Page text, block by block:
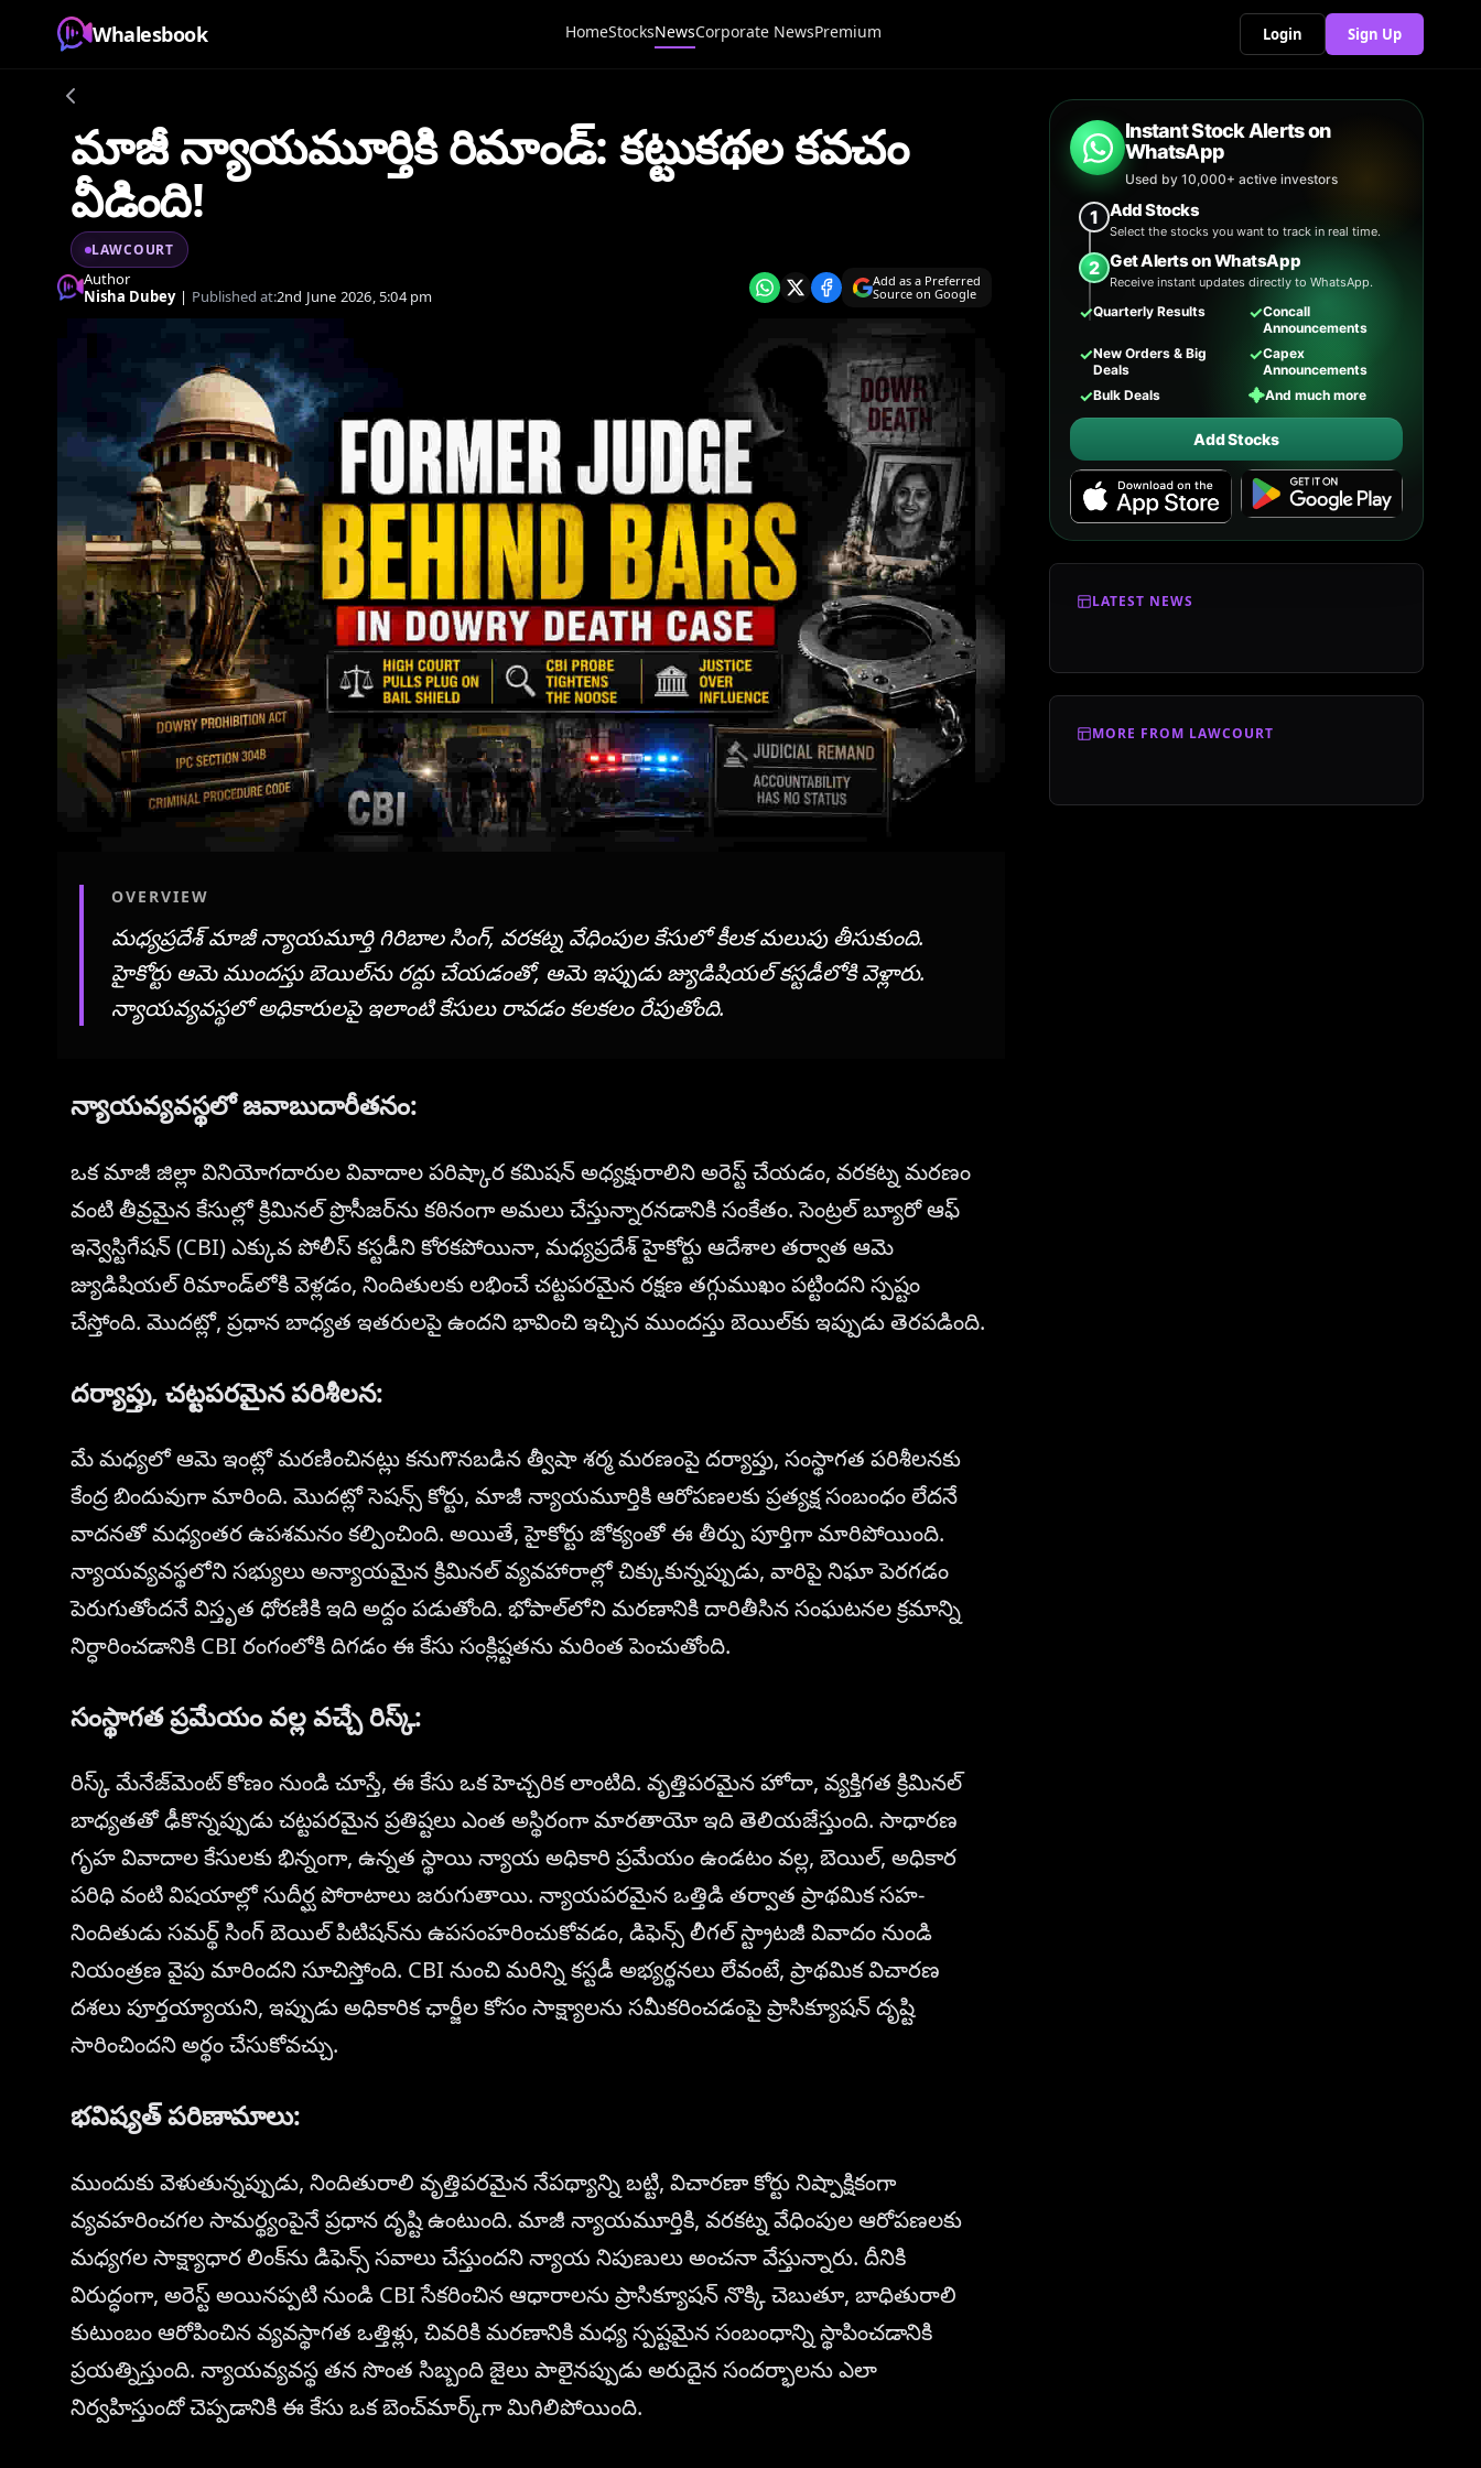
Whalesbook HomeStocksNewsCorporate NewsPremium Login Sign Up
మాజీ న్యాయమూర్తికి రిమాండ్: కట్టుకథల కవచం
వీడింది!
LAWCOURT
Author
Nisha Dubey | Published at:2nd June 2026, 5:04 pm
Add as a Preferred
Source on Google
OVERVIEW
మధ్యప్రదేశ్ మాజీ న్యాయమూర్తి గిరిబాల సింగ్, వరకట్న వేధింపుల కేసులో కీలక మలుపు తీసుకుంది.
హైకోర్టు ఆమె ముందస్తు బెయిల్‌ను రద్దు చేయడంతో, ఆమె ఇప్పుడు జ్యుడిషియల్ కస్టడీలోకి వెళ్లారు.
న్యాయవ్యవస్థలో అధికారులపై ఇలాంటి కేసులు రావడం కలకలం రేపుతోంది.
న్యాయవ్యవస్థలో జవాబుదారీతనం:
ఒక మాజీ జిల్లా వినియోగదారుల వివాదాల పరిష్కార కమిషన్ అధ్యక్షురాలిని అరెస్ట్ చేయడం, వరకట్న మరణం
వంటి తీవ్రమైన కేసుల్లో క్రిమినల్ ప్రొసీజర్‌ను కఠినంగా అమలు చేస్తున్నారనడానికి సంకేతం. సెంట్రల్ బ్యూరో ఆఫ్
ఇన్వెస్టిగేషన్ (CBI) ఎక్కువ పోలీస్ కస్టడీని కోరకపోయినా, మధ్యప్రదేశ్ హైకోర్టు ఆదేశాల తర్వాత ఆమె
జ్యుడిషియల్ రిమాండ్‌లోకి వెళ్లడం, నిందితులకు లభించే చట్టపరమైన రక్షణ తగ్గుముఖం పట్టిందని స్పష్టం
చేస్తోంది. మొదట్లో, ప్రధాన బాధ్యత ఇతరులపై ఉందని భావించి ఇచ్చిన ముందస్తు బెయిల్‌కు ఇప్పుడు తెరపడింది.
దర్యాప్తు, చట్టపరమైన పరిశీలన:
మే మధ్యలో ఆమె ఇంట్లో మరణించినట్లు కనుగొనబడిన త్వీషా శర్మ మరణంపై దర్యాప్తు, సంస్థాగత పరిశీలనకు
కేంద్ర బిందువుగా మారింది. మొదట్లో సెషన్స్ కోర్టు, మాజీ న్యాయమూర్తికి ఆరోపణలకు ప్రత్యక్ష సంబంధం లేదనే
వాదనతో మధ్యంతర ఉపశమనం కల్పించింది. అయితే, హైకోర్టు జోక్యంతో ఈ తీర్పు పూర్తిగా మారిపోయింది.
న్యాయవ్యవస్థలోని సభ్యులు అన్యాయమైన క్రిమినల్ వ్యవహారాల్లో చిక్కుకున్నప్పుడు, వారిపై నిఘా పెరగడం
పెరుగుతోందనే విస్తృత ధోరణికి ఇది అద్దం పడుతోంది. భోపాల్‌లోని మరణానికి దారితీసిన సంఘటనల క్రమాన్ని
నిర్ధారించడానికి CBI రంగంలోకి దిగడం ఈ కేసు సంక్లిష్టతను మరింత పెంచుతోంది.
సంస్థాగత ప్రమేయం వల్ల వచ్చే రిస్క్:
రిస్క్ మేనేజ్‌మెంట్ కోణం నుండి చూస్తే, ఈ కేసు ఒక హెచ్చరిక లాంటిది. వృత్తిపరమైన హోదా, వ్యక్తిగత క్రిమినల్
బాధ్యతతో ఢీకొన్నప్పుడు చట్టపరమైన ప్రతిష్టలు ఎంత అస్థిరంగా మారతాయో ఇది తెలియజేస్తుంది. సాధారణ
గృహ వివాదాల కేసులకు భిన్నంగా, ఉన్నత స్థాయి న్యాయ అధికారి ప్రమేయం ఉండటం వల్ల, బెయిల్, అధికార
పరిధి వంటి విషయాల్లో సుదీర్ఘ పోరాటాలు జరుగుతాయి. న్యాయపరమైన ఒత్తిడి తర్వాత ప్రాథమిక సహ-
నిందితుడు సమర్థ్ సింగ్ బెయిల్ పిటిషన్‌ను ఉపసంహరించుకోవడం, డిఫెన్స్ లీగల్ స్ట్రాటజీ వివాదం నుండి
నియంత్రణ వైపు మారిందని సూచిస్తోంది. CBI నుంచి మరిన్ని కస్టడీ అభ్యర్థనలు లేవంటే, ప్రాథమిక విచారణ
దశలు పూర్తయ్యాయని, ఇప్పుడు అధికారిక ఛార్జీల కోసం సాక్ష్యాలను సమీకరించడంపై ప్రాసిక్యూషన్ దృష్టి
సారించిందని అర్థం చేసుకోవచ్చు.
భవిష్యత్ పరిణామాలు:
ముందుకు వెళుతున్నప్పుడు, నిందితురాలి వృత్తిపరమైన నేపథ్యాన్ని బట్టి, విచారణా కోర్టు నిష్పాక్షికంగా
వ్యవహరించగల సామర్థ్యంపైనే ప్రధాన దృష్టి ఉంటుంది. మాజీ న్యాయమూర్తికి, వరకట్న వేధింపుల ఆరోపణలకు
మధ్యగల సాక్ష్యాధార లింక్‌ను డిఫెన్స్ సవాలు చేస్తుందని న్యాయ నిపుణులు అంచనా వేస్తున్నారు. దీనికి
విరుద్ధంగా, అరెస్ట్ అయినప్పటి నుండి CBI సేకరించిన ఆధారాలను ప్రాసిక్యూషన్ నొక్కి చెబుతూ, బాధితురాలి
కుటుంబం ఆరోపించిన వ్యవస్థాగత ఒత్తిళ్లు, చివరికి మరణానికి మధ్య స్పష్టమైన సంబంధాన్ని స్థాపించడానికి
ప్రయత్నిస్తుంది. న్యాయవ్యవస్థ తన సొంత సిబ్బంది జైలు పాలైనప్పుడు అరుదైన సందర్భాలను ఎలా
నిర్వహిస్తుందో చెప్పడానికి ఈ కేసు ఒక బెంచ్‌మార్క్‌గా మిగిలిపోయింది.
Instant Stock Alerts on
WhatsApp
Used by 10,000+ active investors
1 Add Stocks
Select the stocks you want to track in real time.
2 Get Alerts on WhatsApp
Receive instant updates directly to WhatsApp.
✓Quarterly Results ✓Concall
Announcements
✓New Orders & Big
Deals
✓Capex
Announcements
✓Bulk Deals ✦And much more
Add Stocks
LATEST NEWS
MORE FROM LAWCOURT